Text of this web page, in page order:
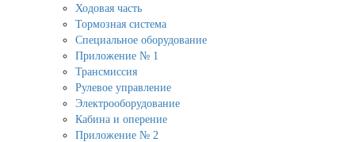
Ходовая часть
Тормозная система
Специальное оборудование
Приложение № 1
Трансмиссия
Рулевое управление
Электрооборудование
Кабина и оперение
Приложение № 2